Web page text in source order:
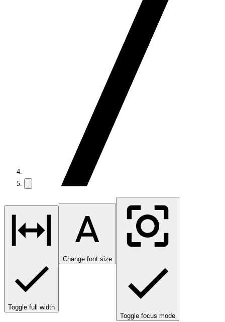
Toggle full width
Change font size
Toggle focus mode